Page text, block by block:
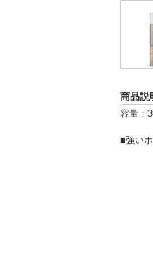
商品説
容量：
■強い